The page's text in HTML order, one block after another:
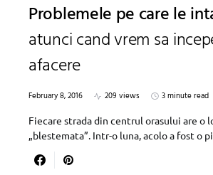
Problemele pe care le
atunci cand vrem sa
afacere
February 8, 2016 209 views
3 minute read
Fiecare strada din centrul orasului are o
„blestemata”. Intr-o luna, acolo a fost o